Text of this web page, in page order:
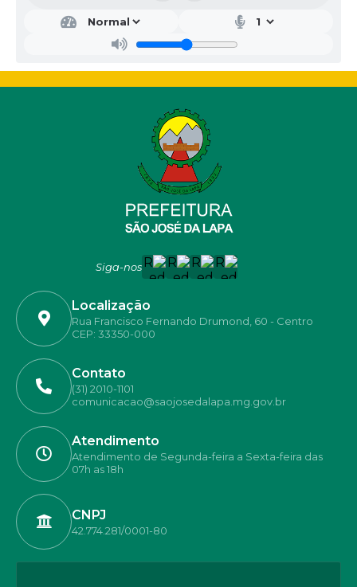
Siga-nos
Localização
Rua Francisco Fernando Drumond, 60 - Centro
CEP: 33350-000
Contato
(31) 2010-1101
comunicacao@saojosedalapa.mg.gov.br
Atendimento
Atendimento de Segunda-feira a Sexta-feira das
07h as 18h
CNPJ
42.774.281/0001-80